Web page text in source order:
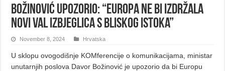
Božinović upozorio: “Europa ne bi izdržala
novi val izbjeglica s Bliskog istoka”
November 8, 2024 Hrvatska
U sklopu ovogodišnje KOMferencije o komunikacijama, ministar
unutarnjih poslova Davor Božinović je upozorio da bi Europu